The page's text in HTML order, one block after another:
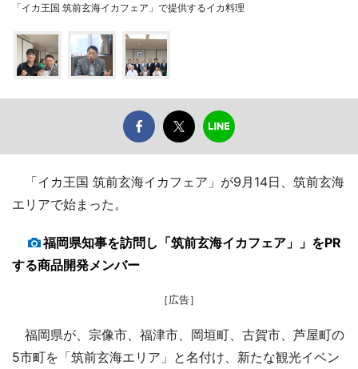
「イカ王国 筑前玄海イカフェア」で提供するイカ料理
「イカ王国 筑前玄海イカフェア」が9月14日、筑前玄海
エリアで始まった。
福岡県知事を訪問し「筑前玄海イカフェア」」をPR
する商品開発メンバー
［広告］
福岡県が、宗像市、福津市、岡垣町、古賀市、芦屋町の
5市町を「筑前玄海エリア」と名付け、新たな観光イベン